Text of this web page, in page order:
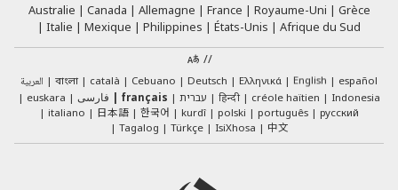
Australie
Canada Allemagne France Royaume-Uni
Grèce
Italie
Mexique Philippines États-Unis
Afrique du Sud
//
العربية বাংলা català Cebuano Deutsch Ελληνικά English
español
euskara
فارسی français עברית हिन्दी créole haïtien
Indonesia
italiano
日本語 한국어 kurdî polski português
русский
Tagalog
Türkçe IsiXhosa 中文